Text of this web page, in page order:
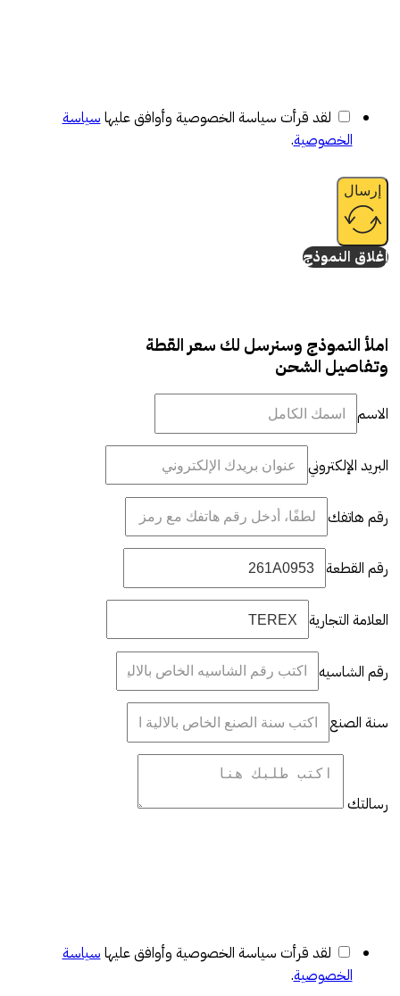
لقد قرأت سياسة الخصوصية وأوافق عليها سياسة
الخصوصية.
إرسال
إغلاق النموذج
املأ النموذج وسنرسل لك سعر القطة
وتفاصيل الشحن
الاسم
البريد الإلكتروني
رقم هاتفك
رقم القطعة
العلامة التجارية
رقم الشاسيه
سنة الصنع
رسالتك
لقد قرأت سياسة الخصوصية وأوافق عليها سياسة
الخصوصية.